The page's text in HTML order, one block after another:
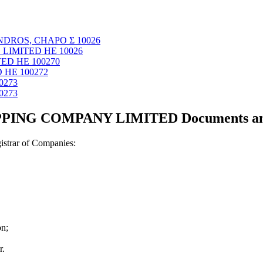
CHAPO Σ 10026
LIMITED ΗΕ 10026
ΗΕ 100270
ΗΕ 100272
COMPANY LIMITED Documents
of Companies: